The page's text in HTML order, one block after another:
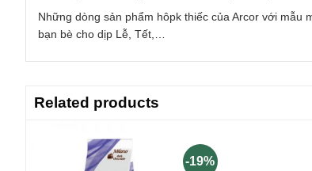
Những dòng sản phẩm hôpk thiếc của Arcor với
bạn bè cho dịp Lễ, Tết,…
Related products
-19%